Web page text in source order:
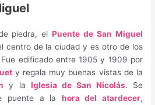
piedra, elPuente de San Miguel
centro de la ciudad y es otro de los
edificado entre 1905 y 1909 por
y regala muy buenas vistas de la
y la Iglesia de San Nicolás. Se
puente a la hora del atardecer,